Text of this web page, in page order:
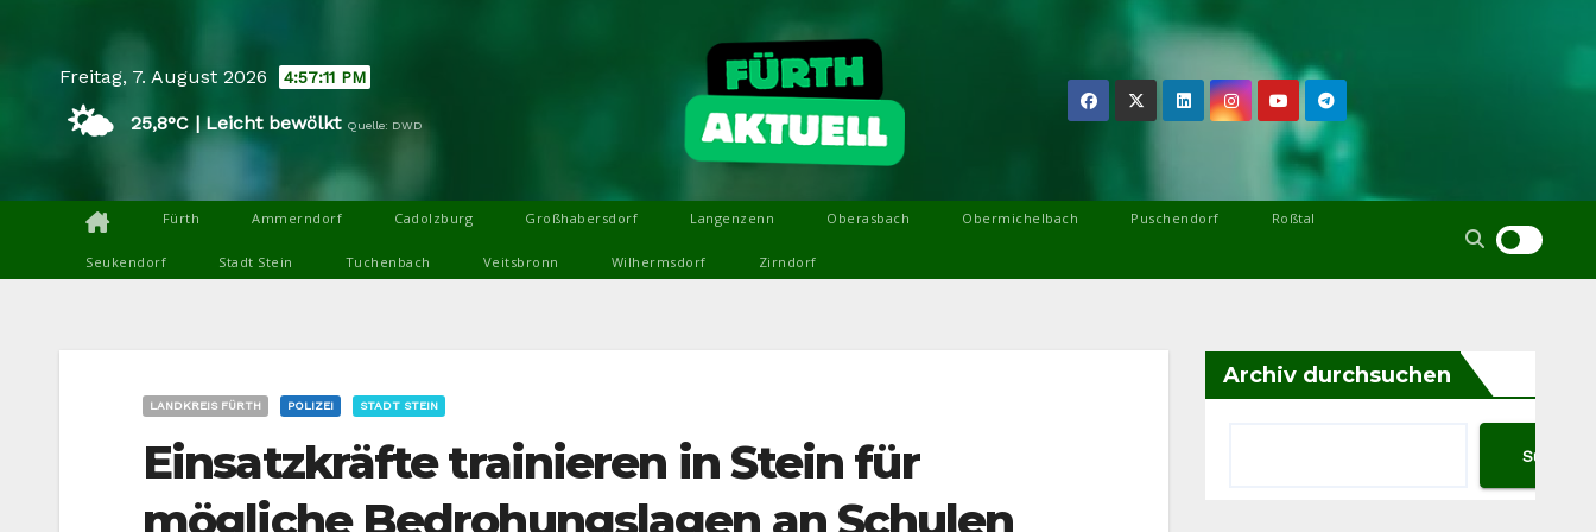
contentFreitag, 7. August 2026 4:57:13 PM
🌤️ 25,8°C | Leicht bewölkt Quelle: DWD
Fürth Ammerndorf Cadolzburg Großhabersdorf Langenzenn Oberasbach Obermichelbach Puschendorf Roßtal
Seukendorf Stadt Stein Tuchenbach Veitsbronn Wilhermsdorf Zirndorf
LANDKREIS FÜRTH POLIZEI STADT STEIN
Einsatzkräfte trainieren in Stein für
Archiv durchsuchen
Suchen